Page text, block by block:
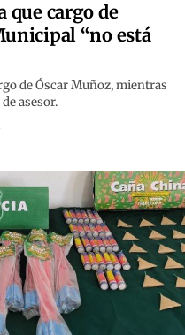
que cargo de
“no está
de Óscar Muñoz, mientras
asesor.